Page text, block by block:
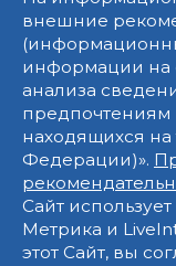
внешние
информации на
анализа
предпочтениям
находящихся
Федерации)».
Сайт
Метрика и
этот Сайт, вы